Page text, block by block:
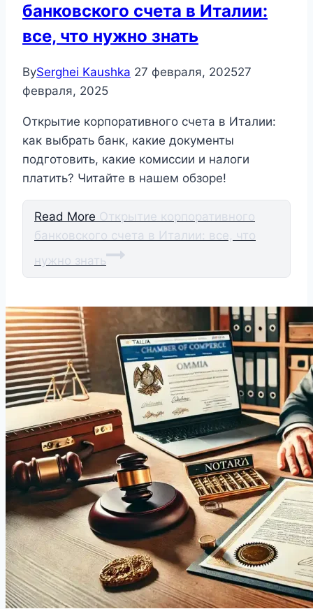
банковского счета в Италии:
все, что нужно знать
BySerghei Kaushka 27 февраля, 202527
февраля, 2025
Открытие корпоративного счета в Италии:
как выбрать банк, какие документы
подготовить, какие комиссии и налоги
платить? Читайте в нашем обзоре!
Read More Открытие корпоративного
банковского счета в Италии: все, что
нужно знать